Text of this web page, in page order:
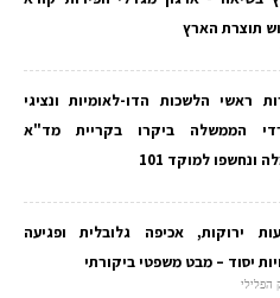
תוצרת הארץ
ראשי הלשכות הדו-לאומיות ונציגי
הממשלה ביקרו בקריית מד"א
ונחשפו למוקד 101
ירוקות, אכיפה גלובלית ופגיעה
יסוד – מבט משפטי ביקורתי
הפלילי